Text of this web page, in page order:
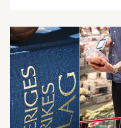
en motståndskraftig
båda syftar till att bana
stärker Sveriges